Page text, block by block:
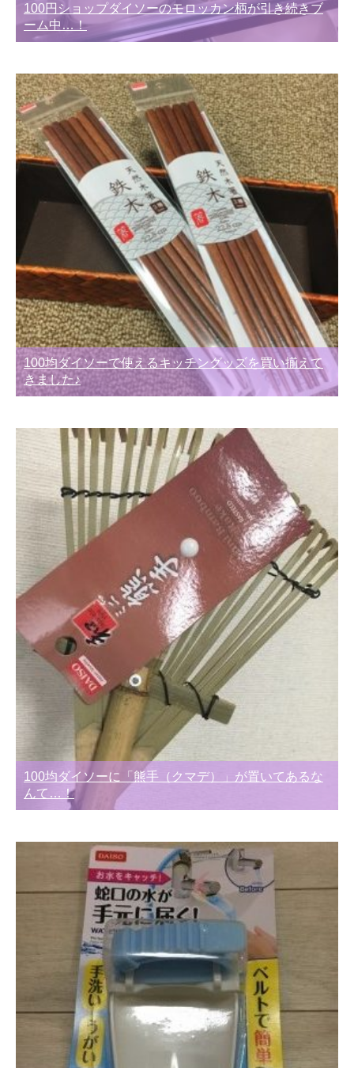
100円ショップダイソーのモロッカン柄が引き続きブ
ーム中…！
100均ダイソーで使えるキッチングッズを買い揃えて
きました♪
100均ダイソーに「熊手（クマデ）」が置いてあるな
んて…！